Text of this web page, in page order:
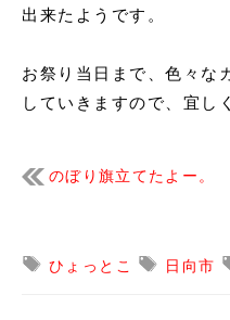
出来たようです。
お祭り当日まで、色々な
していきますので、宜し
のぼり旗立てたよー。
ひょっとこ 日向市